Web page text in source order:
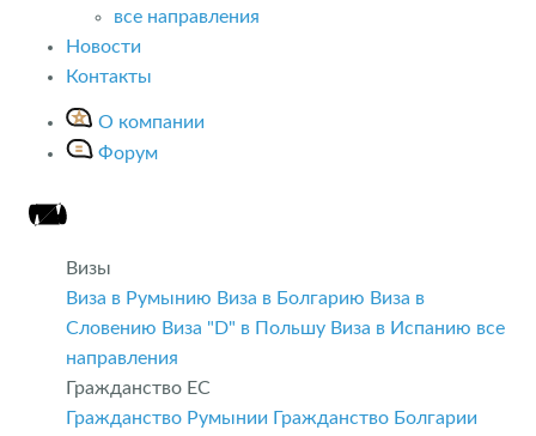
все направления
Новости
Контакты
О компании
Форум
Визы
Виза в Румынию Виза в Болгарию Виза в
Словению Виза "D" в Польшу Виза в Испанию все
направления
Гражданство ЕС
Гражданство Румынии Гражданство Болгарии